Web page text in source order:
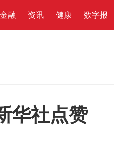
金融 资讯 健康 数字报
华社点赞